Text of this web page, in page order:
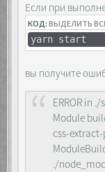
Если при
КОД:ВЫДЕЛИТЬ
yarn start
вы получите
ERROR in
Module
css-
./